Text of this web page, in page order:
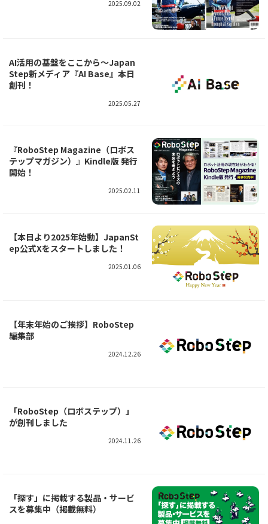
2025.09.02
AI活用の基盤をここから～Japan
Step新メディア『AI Base』本日
創刊！
2025.05.27
『RoboStep Magazine（ロボス
テップマガジン）』Kindle版 発行
開始！
2025.02.11
【本日より2025年始動】JapanSt
ep公式Xをスタートしました！
2025.01.06
【年末年始のご挨拶】RoboStep
編集部
2024.12.26
「RoboStep（ロボステップ）」
が創刊しました
2024.11.26
「探す」に掲載する製品・サービ
スを募集中（掲載無料）